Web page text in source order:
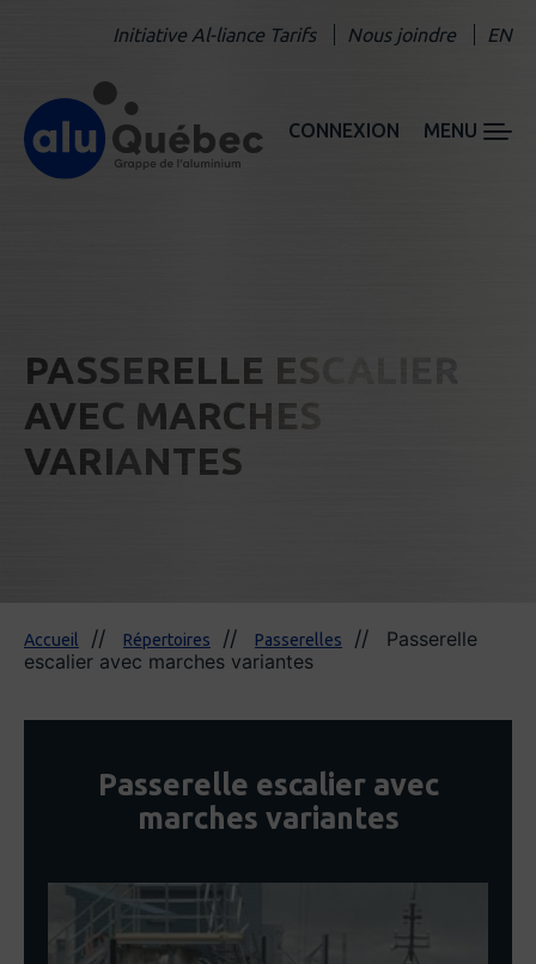
Initiative Al-liance Tarifs Nous joindre EN
CONNEXION MENU
PASSERELLE ESCALIER
AVEC MARCHES
VARIANTES
Accueil Répertoires Passerelles
Passerelle
escalier avec marches variantes
Passerelle escalier avec
marches variantes